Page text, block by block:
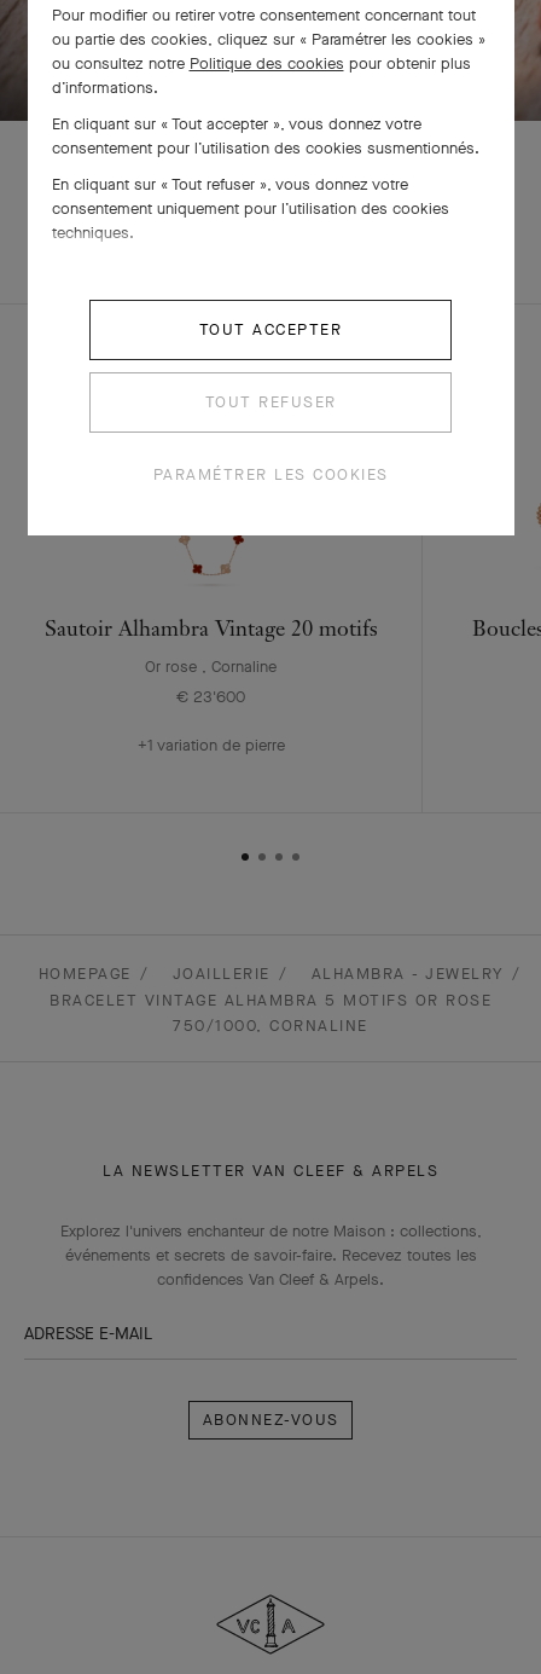
BALAYEZ POUR DÉCOUVRIR
Sautoir Alhambra Vintage 20 motifs
Or rose , Cornaline
€ 23'600
+1 variation de pierre
HOMEPAGE JOAILLERIE
ALHAMBRA - JEWELRY
BRACELET VINTAGE ALHAMBRA 5 MOTIFS OR ROSE
750/1000, CORNALINE
LA NEWSLETTER VAN CLEEF & ARPELS
Explorez l'univers enchanteur de notre Maison : collections,
événements et secrets de savoir-faire. Recevez toutes les
confidences Van Cleef & Arpels​.
ADRESSE E-MAIL
vous
&
Arpels
Pour modifier ou retirer votre consentement concernant tout
ou partie des cookies, cliquez sur « Paramétrer les cookies »
ou consultez notre Politique des cookies pour obtenir plus
d’informations.
En cliquant sur « Tout accepter », vous donnez votre
consentement pour l’utilisation des cookies susmentionnés.
En cliquant sur « Tout refuser », vous donnez votre
consentement uniquement pour l’utilisation des cookies
techniques.
TOUT ACCEPTER
TOUT REFUSER
PARAMÉTRER LES COOKIES